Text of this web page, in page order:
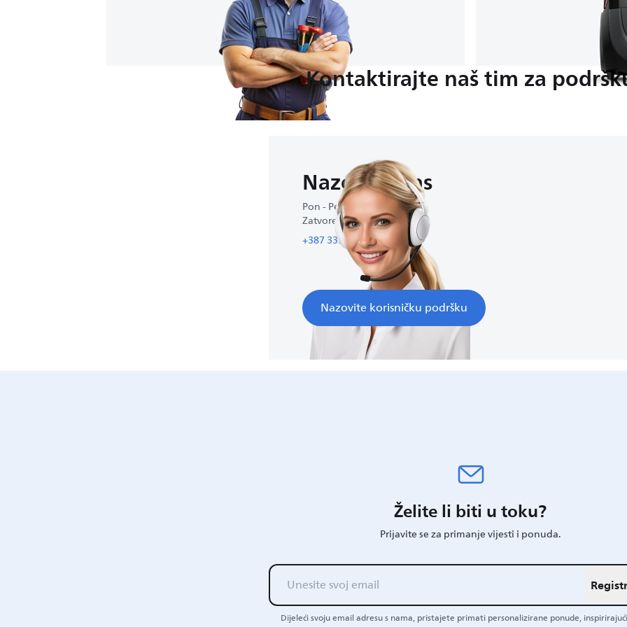
Kontaktirajte naš tim za
Nazovite nas
Pon - Pet : 9:00-16:30
Zatvoreno vikendom
+387 339 11 3 77
Nazovite korisničku podršku
Želite li biti u toku?
Prijavite se za primanje vijesti i ponuda.
Dijeleći svoju email adresu s nama, pristajete primati personalizirane ponude,